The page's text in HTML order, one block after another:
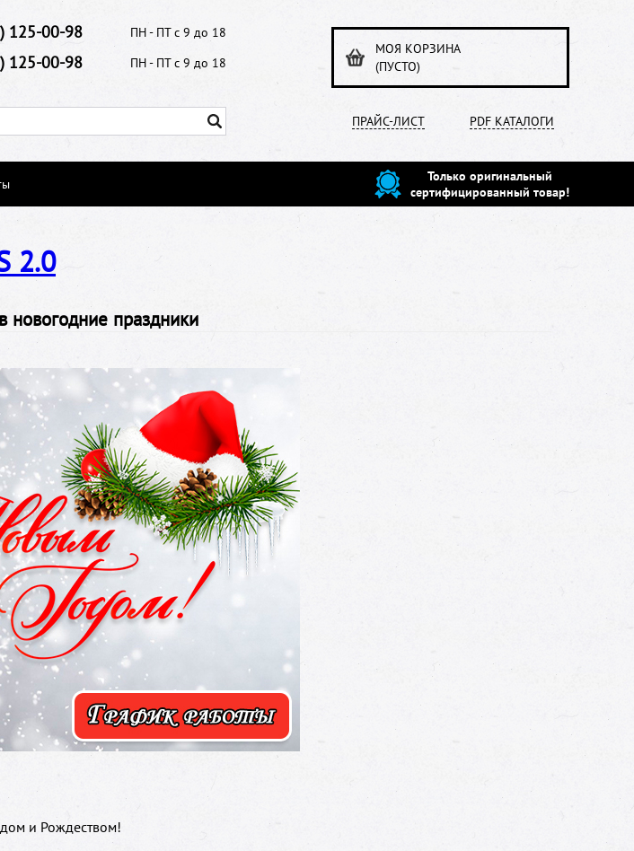
125-00-98
ПН - ПТ с 9 до 18
125-00-98 ПН - ПТ с 9 до 18
МОЯ КОРЗИНА
(ПУСТО)
ПРАЙС-ЛИСТ PDF КАТАЛОГИ
Только оригинальный
сертифицированный товар!
новогодние праздники
и Рождеством!